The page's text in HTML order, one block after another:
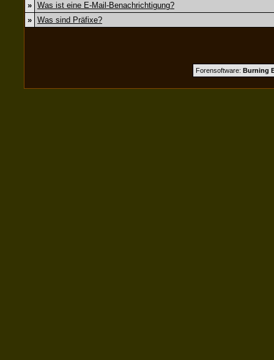
» Was ist eine E-Mail-Benachrichtigung?
» Was sind Präfixe?
Forensoftware: Burning